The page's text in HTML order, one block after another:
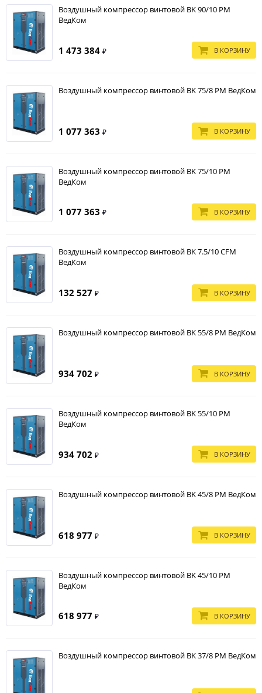
Воздушный компрессор винтовой BK 90/10 PM
ВедКом
1 473 384 ₽ В КОРЗИНУ
Воздушный компрессор винтовой BK 75/8 PM ВедКом
1 077 363 ₽ В КОРЗИНУ
Воздушный компрессор винтовой BK 75/10 PM
ВедКом
1 077 363 ₽ В КОРЗИНУ
Воздушный компрессор винтовой BK 7.5/10 CFM
ВедКом
132 527 ₽ В КОРЗИНУ
Воздушный компрессор винтовой BK 55/8 PM ВедКом
934 702 ₽ В КОРЗИНУ
Воздушный компрессор винтовой BK 55/10 PM
ВедКом
934 702 ₽ В КОРЗИНУ
Воздушный компрессор винтовой BK 45/8 PM ВедКом
618 977 ₽ В КОРЗИНУ
Воздушный компрессор винтовой BK 45/10 PM
ВедКом
618 977 ₽ В КОРЗИНУ
Воздушный компрессор винтовой BK 37/8 PM ВедКом